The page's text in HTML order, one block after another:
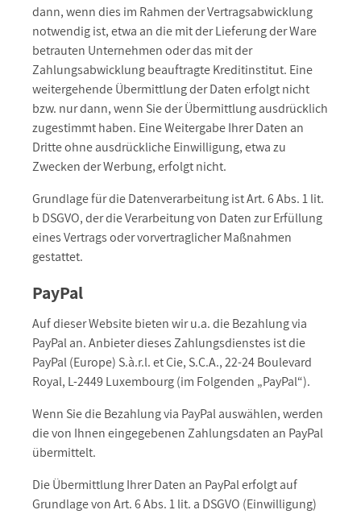
dann, wenn dies im Rahmen der Vertragsabwicklung
notwendig ist, etwa an die mit der Lieferung der Ware
betrauten Unternehmen oder das mit der
Zahlungsabwicklung beauftragte Kreditinstitut. Eine
weitergehende Übermittlung der Daten erfolgt nicht
bzw. nur dann, wenn Sie der Übermittlung ausdrücklich
zugestimmt haben. Eine Weitergabe Ihrer Daten an
Dritte ohne ausdrückliche Einwilligung, etwa zu
Zwecken der Werbung, erfolgt nicht.
Grundlage für die Datenverarbeitung ist Art. 6 Abs. 1 lit.
b DSGVO, der die Verarbeitung von Daten zur Erfüllung
eines Vertrags oder vorvertraglicher Maßnahmen
gestattet.
PayPal
Auf dieser Website bieten wir u.a. die Bezahlung via
PayPal an. Anbieter dieses Zahlungsdienstes ist die
PayPal (Europe) S.à.r.l. et Cie, S.C.A., 22-24 Boulevard
Royal, L-2449 Luxembourg (im Folgenden „PayPal“).
Wenn Sie die Bezahlung via PayPal auswählen, werden
die von Ihnen eingegebenen Zahlungsdaten an PayPal
übermittelt.
Die Übermittlung Ihrer Daten an PayPal erfolgt auf
Grundlage von Art. 6 Abs. 1 lit. a DSGVO (Einwilligung)